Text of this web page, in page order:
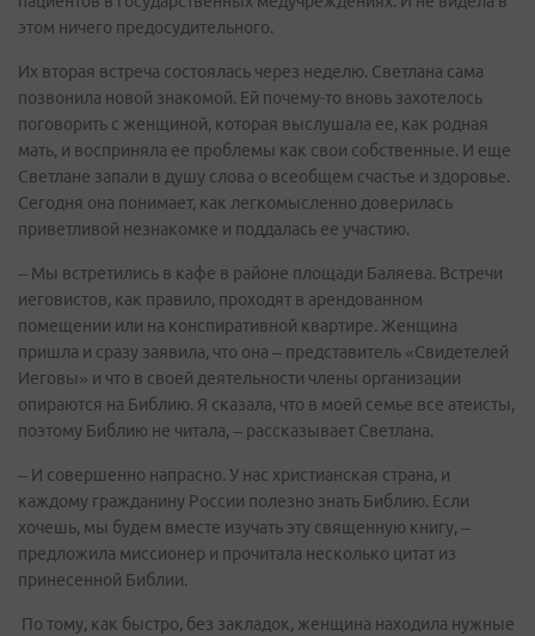
этом ничего предосудительного.
Их вторая встреча состоялась через неделю. Светлана сама
позвонила новой знакомой. Ей почему-то вновь захотелось
поговорить с женщиной, которая выслушала ее, как родная
мать, и восприняла ее проблемы как свои собственные. И еще
Светлане запали в душу слова о всеобщем счастье и здоровье.
Сегодня она понимает, как легкомысленно доверилась
приветливой незнакомке и поддалась ее участию.
– Мы встретились в кафе в районе площади Баляева. Встречи
иеговистов, как правило, проходят в арендованном
помещении или на конспиративной квартире. Женщина
пришла и сразу заявила, что она – представитель «Свидетелей
Иеговы» и что в своей деятельности члены организации
опираются на Библию. Я сказала, что в моей семье все атеисты,
поэтому Библию не читала, – рассказывает Светлана.
– И совершенно напрасно. У нас христианская страна, и
каждому гражданину России полезно знать Библию. Если
хочешь, мы будем вместе изучать эту священную книгу, –
предложила миссионер и прочитала несколько цитат из
принесенной Библии.
По тому, как быстро, без закладок, женщина находила нужные